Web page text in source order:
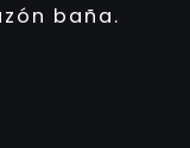
baña.